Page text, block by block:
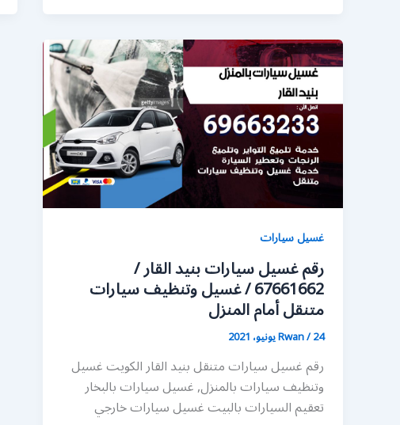
غسيل سيارات
رقم غسيل سيارات بنيد القار /
67661662 / غسيل وتنظيف سيارات
متنقل أمام المنزل
Rwan/24 يونيو، 2021
رقم غسيل سيارات متنقل بنيد القار الكويت غسيل
وتنظيف سيارات بالمنزل, غسيل سيارات بالبخار
تعقيم السيارات بالبيت غسيل سيارات خارجي